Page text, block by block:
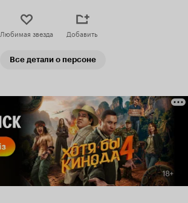
Любимая звезда Добавить
Все детали о персоне